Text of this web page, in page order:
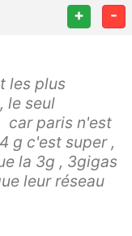
+ -
les plus
le seul
car paris n'est
g c'est super ,
la 3g , 3gigas
leur réseau